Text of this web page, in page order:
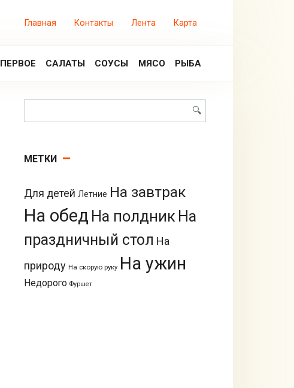
Главная Контакты Лента Карта
ПЕРВОЕ САЛАТЫ СОУСЫ МЯСО РЫБА
МЕТКИ
Для детей Летние На завтрак
На обед На полдник На
праздничный стол На
природу На скорую руку На ужин
Недорого Фуршет